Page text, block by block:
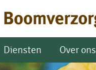
Diensten Over ons